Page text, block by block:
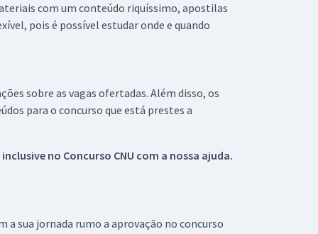
com um conteúdo riquíssimo, apostilas
pois é possível estudar onde e quando
sobre as vagas ofertadas. Além disso, os
para o concurso que está prestes a
no Concurso CNU com a nossa ajuda.
a sua jornada rumo a aprovação no concurso